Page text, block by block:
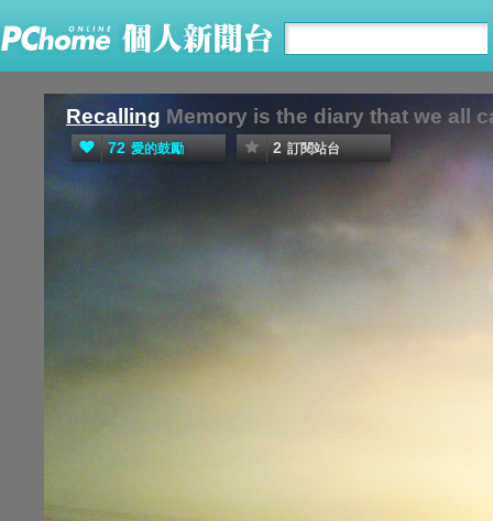
Recalling Memory is the diary that we all
72 愛的鼓勵 2 訂閱站台